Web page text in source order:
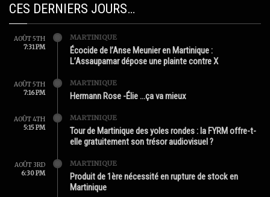
CES DERNIERS JOURS…
AOÛT 5TH
7:31 PM
MARTINIQUE
Écocide de l’Anse Meunier en Martinique :
L’Assaupamar dépose une plainte contre X
AOÛT 5TH
7:16 PM
MARTINIQUE
Hermann Rose -Élie …ça va mieux
AOÛT 4TH
5:15 PM
MARTINIQUE
Tour de Martinique des yoles rondes : la FYRM offre-t-
elle gratuitement son trésor audiovisuel ?
AOÛT 3RD
6:30 PM
MARTINIQUE
Produit de 1ère nécessité en rupture de stock en
Martinique